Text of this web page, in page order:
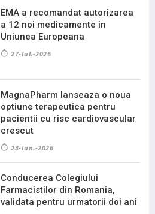
EMA a recomandat autorizarea
a 12 noi medicamente in
Uniunea Europeana
27-Iul.-2026
MagnaPharm lanseaza o noua
optiune terapeutica pentru
pacientii cu risc cardiovascular
crescut
23-Iun.-2026
Conducerea Colegiului
Farmacistilor din Romania,
validata pentru urmatorii doi ani